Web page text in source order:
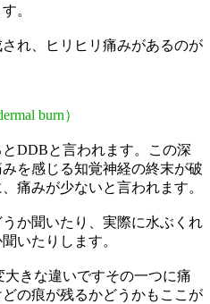
。
れ、ヒリヒリ痛みがあるのが
burn）
DDBと言われます。この深
を感じる知覚神経の終末が破
痛みが少ないと言われます。
か聞いたり、実際に水ぶくれ
いたりします。
きな違いですその一つに痛
の痕が残るかどうかもここが